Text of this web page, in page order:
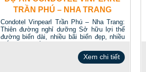
TRẦN PHÚ – NHA TRANG
Condotel Vinpearl Trần Phú – Nha Trang:
Thiên đường nghỉ dưỡng Sở hữu lợi thế
đường biển dài, nhiều bãi biển đẹp, nhiều
Xem chi tiết